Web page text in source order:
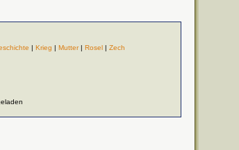
| Krieg | Mutter| Rosel | Zech